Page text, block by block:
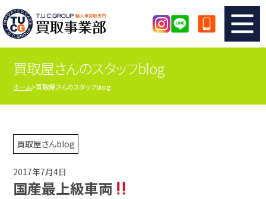
TUCのカンタン査定
査定の注意事項 メーカー別査定フォーム
TUCの買取実績
店舗紹介
買取屋さんのスタッフblog
ホーム 買取屋さんのスタッフblog
買取屋さんblog
2017年7月4日
国産最上級車両